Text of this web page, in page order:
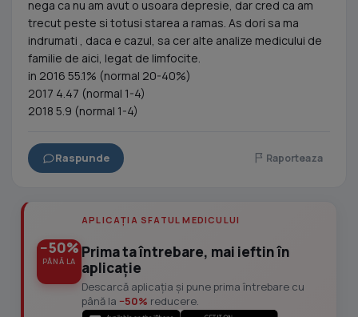
nega ca nu am avut o usoara depresie, dar cred ca am
trecut peste si totusi starea a ramas. As dori sa ma
indrumati , daca e cazul, sa cer alte analize medicului de
familie de aici, legat de limfocite.
in 2016 55.1% (normal 20-40%)
2017 4.47 (normal 1-4)
2018 5.9 (normal 1-4)
Raspunde Raporteaza
−50%
PÂNĂ LA
APLICAȚIA SFATUL MEDICULUI
Prima ta întrebare, mai ieftin în
aplicație
Descarcă aplicația și pune prima întrebare cu
până la −50% reducere.